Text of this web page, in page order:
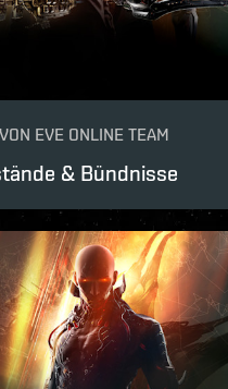
VON EVE ONLINE TEAM
& Bündnisse